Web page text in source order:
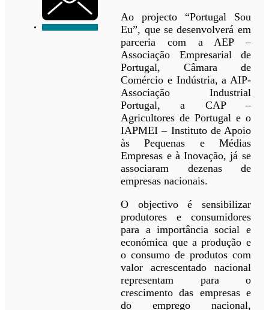
Ao projecto “Portugal Sou
Eu”, que se desenvolverá em
parceria com a AEP –
Associação Empresarial de
Portugal, Câmara de
Comércio e Indústria, a AIP-
Associação Industrial
Portugal, a CAP –
Agricultores de Portugal e o
IAPMEI – Instituto de Apoio
às Pequenas e Médias
Empresas e à Inovação, já se
associaram dezenas de
empresas nacionais.
O objectivo é sensibilizar
produtores e consumidores
para a importância social e
económica que a produção e
o consumo de produtos com
valor acrescentado nacional
representam para o
crescimento das empresas e
do emprego nacional,